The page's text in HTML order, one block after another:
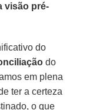
visão pré-
do
do
em plena
ter a certeza
o que